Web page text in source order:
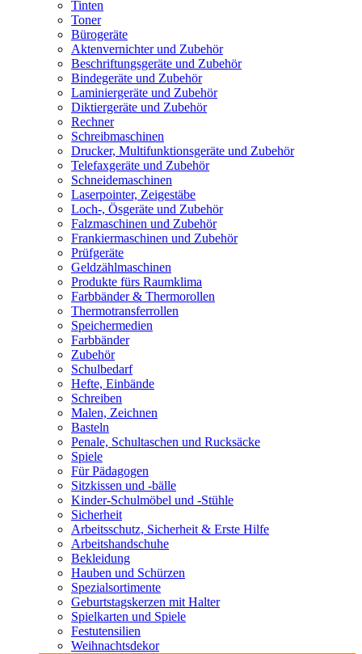
Tinten
Toner
Bürogeräte
Aktenvernichter und Zubehör
Beschriftungsgeräte und Zubehör
Bindegeräte und Zubehör
Laminiergeräte und Zubehör
Diktiergeräte und Zubehör
Rechner
Schreibmaschinen
Drucker, Multifunktionsgeräte und Zubehör
Telefaxgeräte und Zubehör
Schneidemaschinen
Laserpointer, Zeigestäbe
Loch-, Ösgeräte und Zubehör
Falzmaschinen und Zubehör
Frankiermaschinen und Zubehör
Prüfgeräte
Geldzählmaschinen
Produkte fürs Raumklima
Farbbänder & Thermorollen
Thermotransferrollen
Speichermedien
Farbbänder
Zubehör
Schulbedarf
Hefte, Einbände
Schreiben
Malen, Zeichnen
Basteln
Penale, Schultaschen und Rucksäcke
Spiele
Für Pädagogen
Sitzkissen und -bälle
Kinder-Schulmöbel und -Stühle
Sicherheit
Arbeitsschutz, Sicherheit & Erste Hilfe
Arbeitshandschuhe
Bekleidung
Hauben und Schürzen
Spezialsortimente
Geburtstagskerzen mit Halter
Spielkarten und Spiele
Festutensilien
Weihnachtsdekor